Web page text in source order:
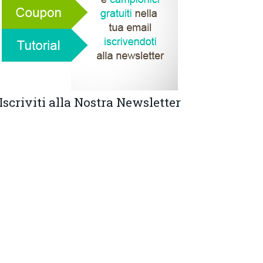
Iscriviti alla Nostra Newsletter